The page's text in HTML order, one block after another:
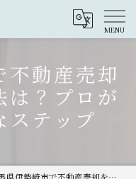
不動産売却
は？プロが
ステップ